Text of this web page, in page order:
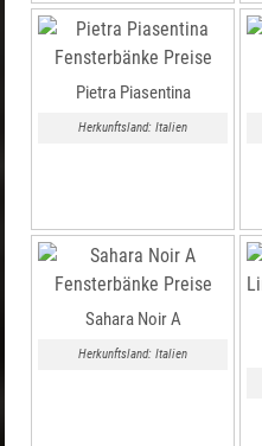
Pietra Piasentina
Herkunftsland: Italien
Sahara Noir A
Herkunftsland: Italien